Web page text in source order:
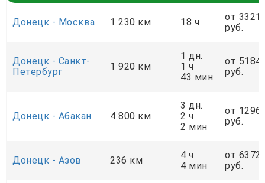
Донецк - Москва 1 230 км 18 ч
от
руб.
Донецк - Санкт-
Петербург
1 920 км
1 дн.
1 ч
43 мин
от
руб.
Донецк - Абакан 4 800 км
3 дн.
2 ч
2 мин
от
руб.
Донецк - Азов 236 км
4 ч
4 мин
от 6372
руб.